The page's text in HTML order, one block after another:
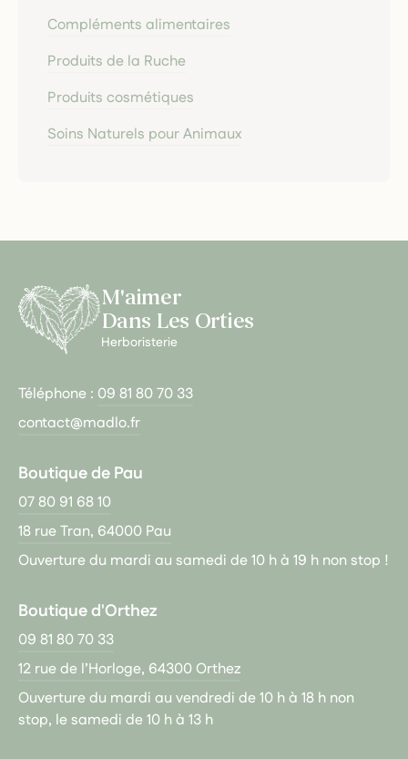
Compléments alimentaires
Produits de la Ruche
Produits cosmétiques
Soins Naturels pour Animaux
M'aimer
Dans Les Orties
Herboristerie
Téléphone : 09 81 80 70 33
contact@madlo.fr
Boutique de Pau
07 80 91 68 10
18 rue Tran, 64000 Pau
Ouverture du mardi au samedi de 10 h à 19 h non stop !
Boutique d'Orthez
09 81 80 70 33
12 rue de l’Horloge, 64300 Orthez
Ouverture du mardi au vendredi de 10 h à 18 h non
stop, le samedi de 10 h à 13 h